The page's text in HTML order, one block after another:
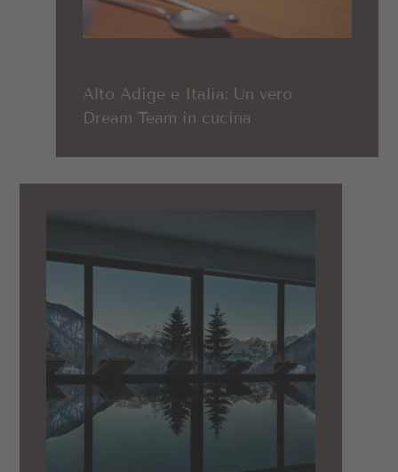
Alto Adige e Italia: Un vero
Dream Team in cucina